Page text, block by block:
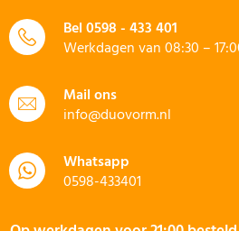
Bel0598 - 433 401
Werkdagen van 08:30 –
Mail ons
info@duovorm.nl
Whatsapp
0598-433401